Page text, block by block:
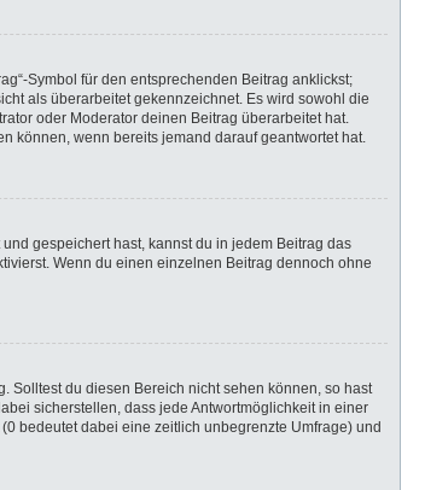
Symbol für den entsprechenden Beitrag anklickst;
als überarbeitet gekennzeichnet. Es wird sowohl die
oder Moderator deinen Beitrag überarbeitet hat.
können, wenn bereits jemand darauf geantwortet hat.
gespeichert hast, kannst du in jedem Beitrag das
Wenn du einen einzelnen Beitrag dennoch ohne
Solltest du diesen Bereich nicht sehen können, so hast
sicherstellen, dass jede Antwortmöglichkeit in einer
bedeutet dabei eine zeitlich unbegrenzte Umfrage) und